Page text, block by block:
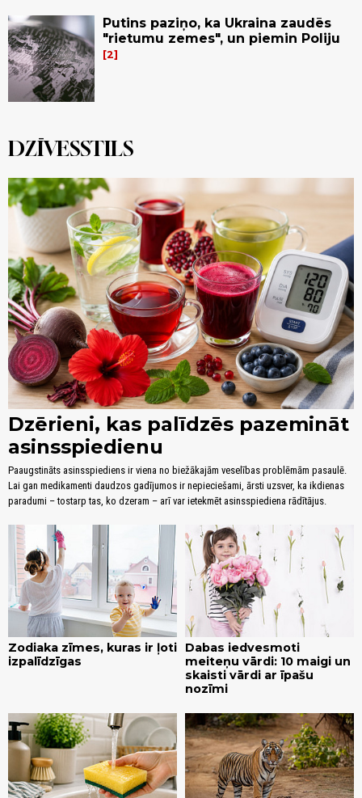
Putins paziņo, ka Ukraina zaudēs
"rietumu zemes", un piemin Poliju
2
DZĪVESSTILS
Dzērieni, kas palīdzēs pazemināt
asinsspiedienu
Paaugstināts asinsspiediens ir viena no biežākajām veselības problēmām pasaulē.
Lai gan medikamenti daudzos gadījumos ir nepieciešami, ārsti uzsver, ka ikdienas
paradumi – tostarp tas, ko dzeram – arī var ietekmēt asinsspiediena rādītājus.
Zodiaka zīmes, kuras ir ļoti
izpalīdzīgas
Dabas iedvesmoti
meiteņu vārdi: 10 maigi un
skaisti vārdi ar īpašu
nozīmi